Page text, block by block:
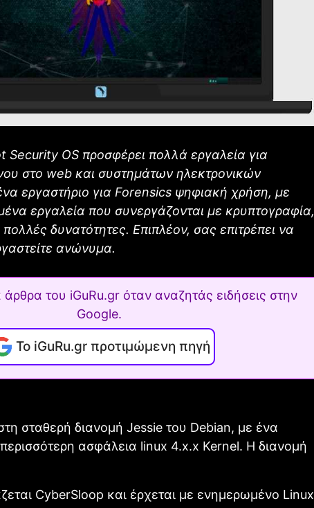
Security OS προσφέρει πολλά εργαλεία για
στο web και συστημάτων ηλεκτρονικών
εργαστήριο για Forensics ψηφιακή χρήση, με
εργαλεία που συνεργάζονται με κρυπτογραφία,
δυνατότητες. Επιπλέον, σας επιτρέπει να
ανώνυμα.
του iGuRu.gr όταν αναζητάς ειδήσεις στην
Google.
Το iGuRu.gr προτιμώμενη πηγή
σταθερή διανομή Jessie του Debian, με ένα
ασφάλεια linux 4.x.x Kernel. Η διανομή
CyberSloop και έρχεται με ενημερωμένο Linux